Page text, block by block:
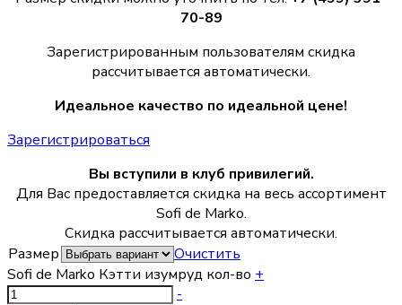
70-89
Зарегистрированным пользователям скидка
рассчитывается автоматически.
Идеальное качество по идеальной цене!
Зарегистрироваться
Вы вступили в клуб привилегий.
Для Вас предоставляется скидка на весь ассортимент
Sofi de Marko.
Скидка рассчитывается автоматически.
Размер
Очистить
Sofi de Marko Кэтти изумруд кол-во +
-